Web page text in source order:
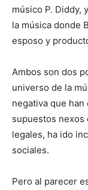
músico P. Diddy,
la música donde
esposo y
Ambos son dos
universo de la
negativa que
supuestos nexos
legales, ha ido
sociales.
Pero al parecer